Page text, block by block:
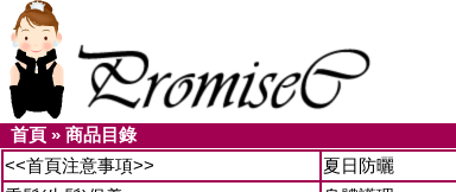
首頁 » 商品目錄
<<首頁注意事項>>
夏日防曬